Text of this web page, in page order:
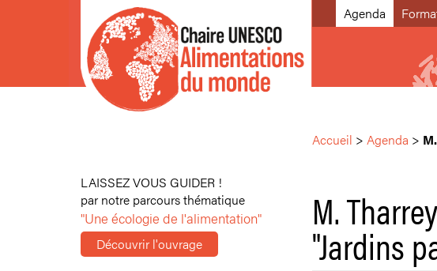
Agenda
LAISSEZ VOUS GUIDER !
par notre parcours thématique
"Une écologie de l'alimentation"
Découvrir l'ouvrage
Accueil > Agenda >
M.
"Jardins